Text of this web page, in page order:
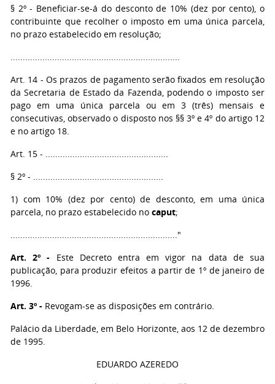
§ 2º - Beneficiar-se-á do desconto de 10% (dez por cento), o
contribuinte que recolher o imposto em uma única parcela,
no prazo estabelecido em resolução;
.....................................................................
Art. 14 - Os prazos de pagamento serão fixados em resolução
da Secretaria de Estado da Fazenda, podendo o imposto ser
pago em uma única parcela ou em 3 (três) mensais e
consecutivas, observado o disposto nos §§ 3º e 4º do artigo 12
e no artigo 18.
Art. 15 - ..................................................
§ 2º - .....................................................
1) com 10% (dez por cento) de desconto, em uma única
parcela, no prazo estabelecido no caput;
...................................................................."
Art. 2º - Este Decreto entra em vigor na data de sua
publicação, para produzir efeitos a partir de 1º de janeiro de
1996.
Art. 3º - Revogam-se as disposições em contrário.
Palácio da Liberdade, em Belo Horizonte, aos 12 de dezembro
de 1995.
EDUARDO AZEREDO